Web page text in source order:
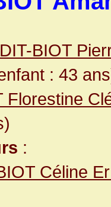
BIOT
: 43
Florestine
:
Céline